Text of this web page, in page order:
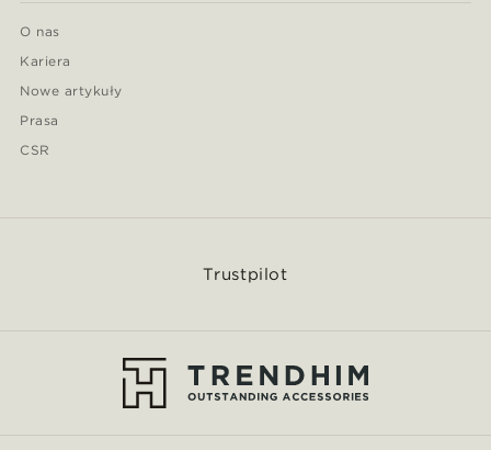
O nas
Kariera
Nowe artykuły
Prasa
CSR
Trustpilot